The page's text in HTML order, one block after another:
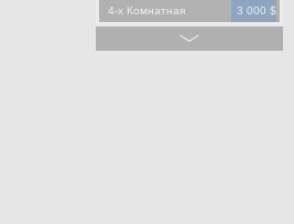
4-х Комнатная 3 000 $